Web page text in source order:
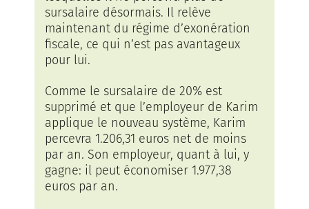
sursalaire désormais. Il relève
maintenant du régime d’exonération
fiscale, ce qui n’est pas avantageux
pour lui.
Comme le sursalaire de 20% est
supprimé et que l’employeur de Karim
applique le nouveau système, Karim
percevra 1.206,31 euros net de moins
par an. Son employeur, quant à lui, y
gagne: il peut économiser 1.977,38
euros par an.